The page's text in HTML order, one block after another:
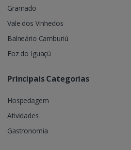
Gramado
Vale dos Vinhedos
Balneário Camburiú
Foz do Iguaçú
Principais Categorias
Hospedagem
Atividades
Gastronomia